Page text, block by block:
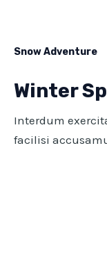
Snow Adventure
Winter
Interdum
facilisi